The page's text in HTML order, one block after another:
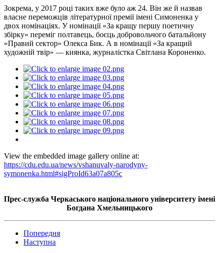
Зокрема, у 2017 році таких вже було аж 24. Він же й назвав
власне переможців літературної премії імені Симоненка у
двох номінаціях. У номінації «За кращу першу поетичну
збірку» переміг полтавець, боєць добровольчого батальйону
«Правий сектор» Олекса Бик. А в номінації «За кращий
художній твір» — киянка, журналістка Світлана Короненко.
View the embedded image gallery online at:
https://cdu.edu.ua/news/vshanuvaly-narodyny-
symonenka.html#sigProId63a07a805c
Прес-служба Черкаського національного університету імені
Богдана Хмельницького
Попередня
Наступна